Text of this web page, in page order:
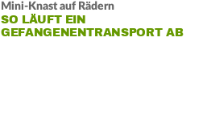
Mini-Knast auf Rädern
SO LÄUFT EIN
GEFANGENENTRANSPORT AB